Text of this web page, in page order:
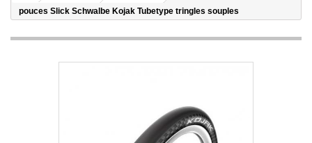
pouces Slick Schwalbe Kojak Tubetype tringles souples